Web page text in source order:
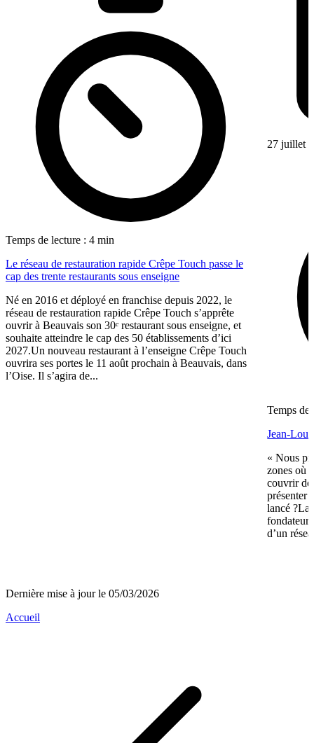
Temps de lecture : 4 min
Le réseau de restauration rapide Crêpe Touch passe le
cap des trente restaurants sous enseigne
Né en 2016 et déployé en franchise depuis 2022, le
réseau de restauration rapide Crêpe Touch s’apprête
ouvrir à Beauvais son 30ᵉ restaurant sous enseigne, et
souhaite atteindre le cap des 50 établissements d’ici
2027.Un nouveau restaurant à l’enseigne Crêpe Touch
ouvrira ses portes le 11 août prochain à Beauvais, dans
l’Oise. Il s’agira de...
27 juillet
Temps de
Jean-
« Nous
zones où
couvrir de
présenter
lancé ?La
d’un
Dernière mise à jour le 05/03/2026
Accueil